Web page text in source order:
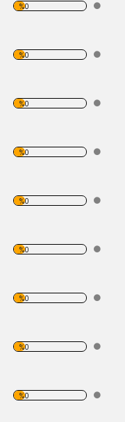
%0
%0
%0
%0
%0
%0
%0
%0
%0